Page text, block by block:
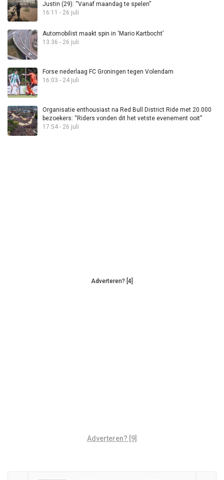
Justin (29): “Vanaf maandag te spelen”
16:11 - 26 juli
Automobilist maakt spin in ‘Mario Kartbocht’
13:36 - 26 juli
Forse nederlaag FC Groningen tegen Volendam
16:03 - 24 juli
Organisatie enthousiast na Red Bull District Ride met 20.000
bezoekers: “Riders vonden dit het vetste evenement ooit”
17:54 - 26 juli
Adverteren? [4]
Adverteren? [9]